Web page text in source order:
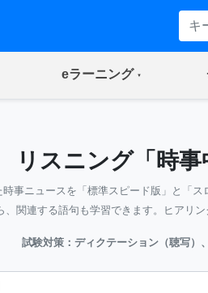
eラーニング(current)
リスニング「時事
事ニュースを「標準スピード版」と「ス
関連する語句も学習できます。ヒアリ
試験対策：ディクテーション（聴写）